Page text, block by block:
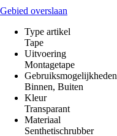
Gebied overslaan
Type artikel
Tape
Uitvoering
Montagetape
Gebruiksmogelijkheden
Binnen, Buiten
Kleur
Transparant
Materiaal
Senthetischrubber